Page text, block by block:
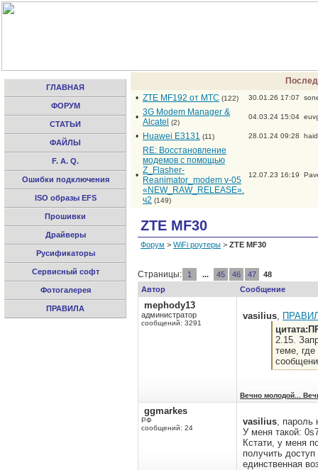
ГЛАВНАЯ
ФОРУМ
СТАТЬИ
ФАЙЛЫ
F. A. Q.
Ошибки подключения
ISO образы EFS
Прошивки
Драйверы
Русификаторы
Сервисный софт
Фотогалерея
ПРАВИЛА
• ZTE MF192 от МТС (122) 30.01.26 17:07
• 3G Modem Manager &
Alcatel
(2)
04.03.24 15:04
• Huawei E3131 (11) 28.01.24 09:28
•
RE: Восстановление
модемов с помощью
Z_Flasher-
Reanimator_modem v-05
«NEW_RAW_RELEASE».
ч2 (149)
12.07.23 16:19
ZTE MF30
Форум > WiFi роутеры > ZTE MF30
Страницы: 1 ... 45 46 47
48
Автор
Сообщение
mephody13
администратор
сообщений: 3291
vasilius,
2.15.
теме,
Вечно молодой...
ggmarkes
РФ
сообщений: 24
vasilius, пароль
У меня такой:
Кстати, у меня
получить
единственная